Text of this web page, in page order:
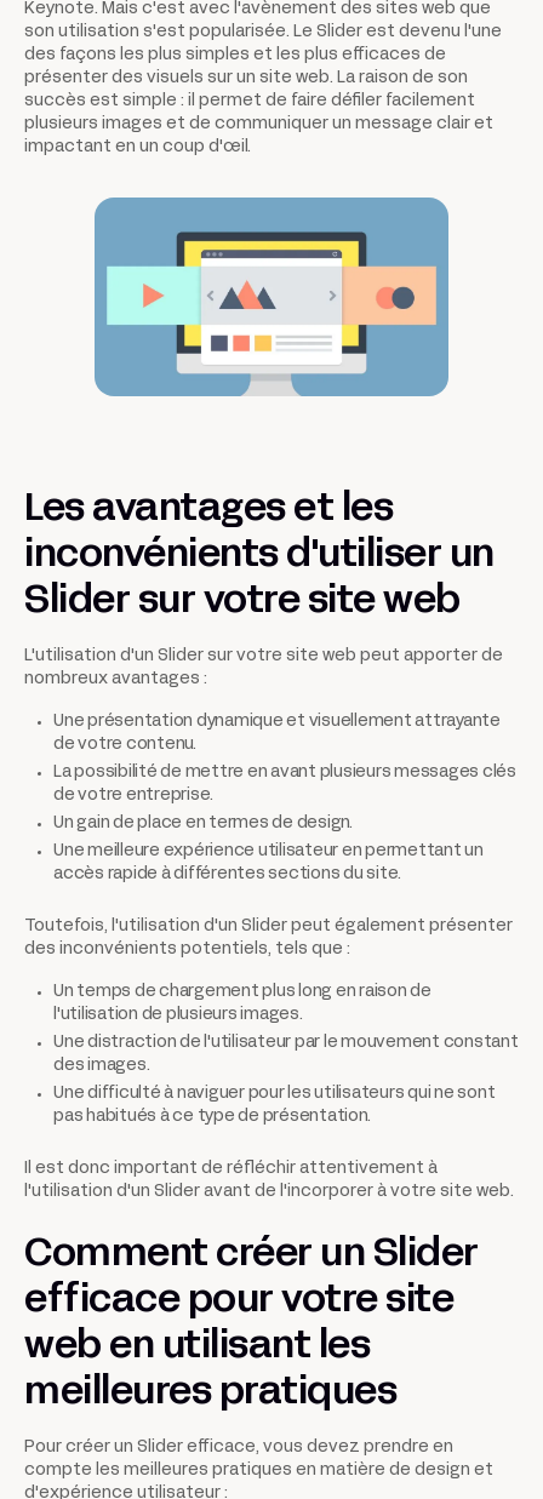
Keynote. Mais c'est avec l'avènement des sites web que
son utilisation s'est popularisée. Le Slider est devenu l'une
des façons les plus simples et les plus efficaces de
présenter des visuels sur un site web. La raison de son
succès est simple : il permet de faire défiler facilement
plusieurs images et de communiquer un message clair et
impactant en un coup d'œil.
Les avantages et les
inconvénients d'utiliser un
Slider sur votre site web
L'utilisation d'un Slider sur votre site web peut apporter de
nombreux avantages :
Une présentation dynamique et visuellement attrayante
de votre contenu.
La possibilité de mettre en avant plusieurs messages clés
de votre entreprise.
Un gain de place en termes de design.
Une meilleure expérience utilisateur en permettant un
accès rapide à différentes sections du site.
Toutefois, l'utilisation d'un Slider peut également présenter
des inconvénients potentiels, tels que :
Un temps de chargement plus long en raison de
l'utilisation de plusieurs images.
Une distraction de l'utilisateur par le mouvement constant
des images.
Une difficulté à naviguer pour les utilisateurs qui ne sont
pas habitués à ce type de présentation.
Il est donc important de réfléchir attentivement à
l'utilisation d'un Slider avant de l'incorporer à votre site web.
Comment créer un Slider
efficace pour votre site
web en utilisant les
meilleures pratiques
Pour créer un Slider efficace, vous devez prendre en
compte les meilleures pratiques en matière de design et
d'expérience utilisateur :